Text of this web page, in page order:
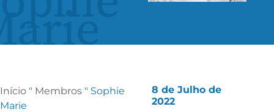
Início " Membros " Sophie
Marie
8 de Julho de
2022